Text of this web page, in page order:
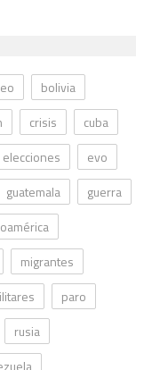
bolivia
crisis
cuba
elecciones
evo
guatemala
guerra
migrantes
paro
rusia